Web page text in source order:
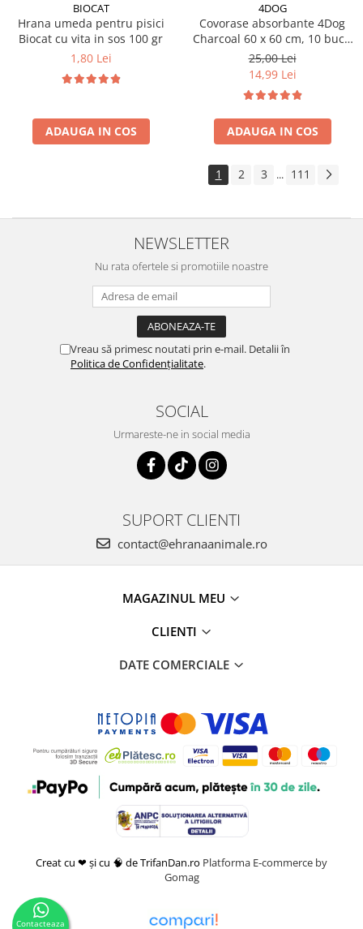
BIOCAT
Hrana umeda pentru pisici
Biocat cu vita in sos 100 gr
1,80 Lei
ADAUGA IN COS
4DOG
Covorase absorbante 4Dog
Charcoal 60 x 60 cm, 10 buc /
pachet
25,00 Lei
14,99 Lei
ADAUGA IN COS
1 2 3 ... 111
NEWSLETTER
Nu rata ofertele si promotiile noastre
Vreau să primesc noutati prin e-mail. Detalii în
Politica de Confidențialitate.
SOCIAL
Urmareste-ne in social media
SUPORT CLIENTI
contact@ehranaanimale.ro
MAGAZINUL MEU
CLIENTI
DATE COMERCIALE
Creat cu ❤ și cu 🧠 de TrifanDan.ro Platforma E-commerce by
Gomag
Contacteaza